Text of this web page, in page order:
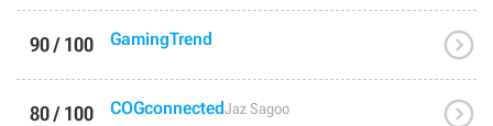
90 / 100 GamingTrend 
80 / 100 COGconnectedJaz Sagoo 